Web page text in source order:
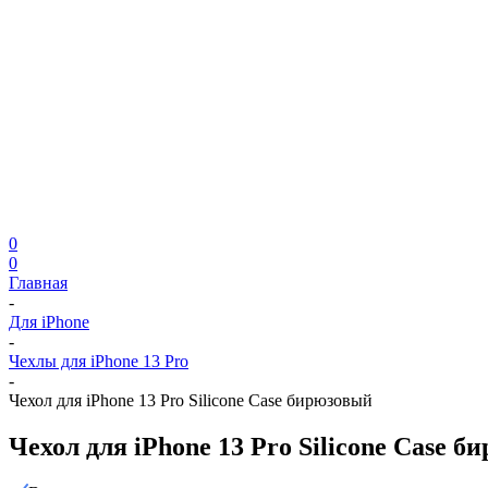
0
0
Главная
-
Для iPhone
-
Чехлы для iPhone 13 Pro
-
Чехол для iPhone 13 Prо Silicone Case бирюзовый
Чехол для iPhone 13 Prо Silicone Case